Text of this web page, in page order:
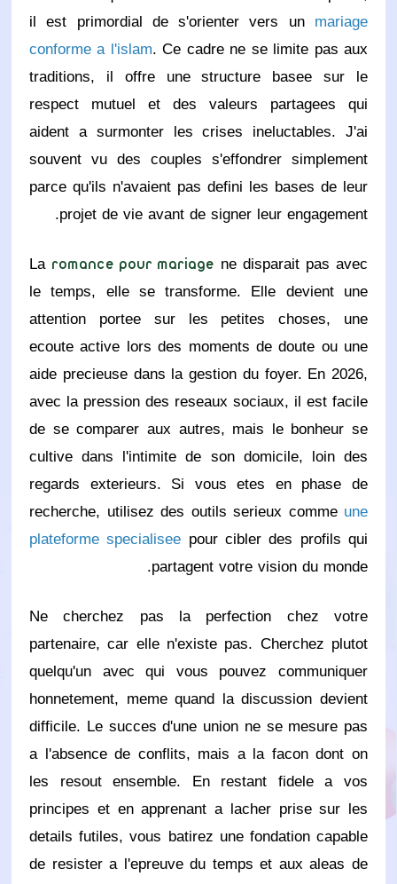
il est primordial de s'orienter vers un mariage
conforme a l'islam. Ce cadre ne se limite pas aux
traditions, il offre une structure basee sur le
respect mutuel et des valeurs partagees qui
aident a surmonter les crises ineluctables. J'ai
souvent vu des couples s'effondrer simplement
parce qu'ils n'avaient pas defini les bases de leur
projet de vie avant de signer leur engagement.
La romance pour mariage ne disparait pas avec
le temps, elle se transforme. Elle devient une
attention portee sur les petites choses, une
ecoute active lors des moments de doute ou une
aide precieuse dans la gestion du foyer. En 2026,
avec la pression des reseaux sociaux, il est facile
de se comparer aux autres, mais le bonheur se
cultive dans l'intimite de son domicile, loin des
regards exterieurs. Si vous etes en phase de
recherche, utilisez des outils serieux comme une
plateforme specialisee pour cibler des profils qui
partagent votre vision du monde.
Ne cherchez pas la perfection chez votre
partenaire, car elle n'existe pas. Cherchez plutot
quelqu'un avec qui vous pouvez communiquer
honnetement, meme quand la discussion devient
difficile. Le succes d'une union ne se mesure pas
a l'absence de conflits, mais a la facon dont on
les resout ensemble. En restant fidele a vos
principes et en apprenant a lacher prise sur les
details futiles, vous batirez une fondation capable
de resister a l'epreuve du temps et aux aleas de